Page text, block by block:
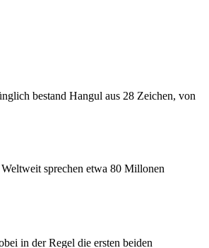
bestand Hangul aus 28 Zeichen, von
sprechen etwa 80 Millonen
in der Regel die ersten beiden